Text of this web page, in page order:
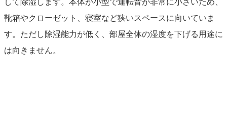
して除湿します。本体が小型で運転音が非常に小さいため、
靴箱やクローゼット、寝室など狭いスペースに向いていま
す。ただし除湿能力が低く、部屋全体の湿度を下げる用途に
は向きません。